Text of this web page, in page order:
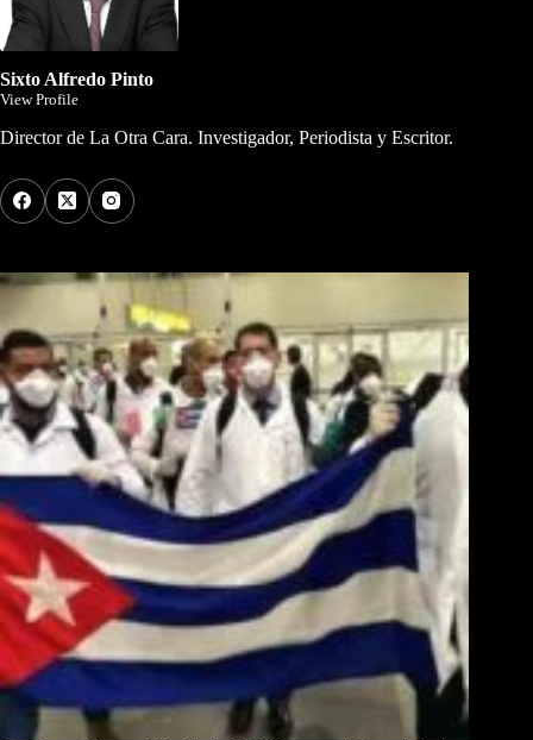
Sixto Alfredo Pinto
View Profile
Director de La Otra Cara. Investigador, Periodista y Escritor.